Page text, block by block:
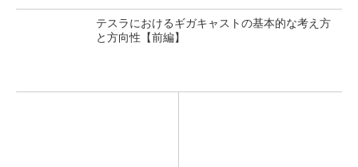
テスラにおけるギガキャストの基本的な考え方
と方向性【前編】